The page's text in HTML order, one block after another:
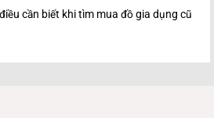
cần biết khi tìm mua đồ gia dụng cũ